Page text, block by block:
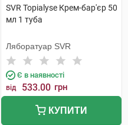
SVR Topialyse Крем-бар'єр 50
мл 1 туба
Ляборатуар SVR
Є в наявності
від 533.00 грн
КУПИТИ